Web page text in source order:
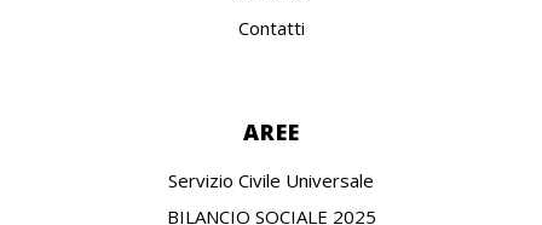
Contatti
AREE
Servizio Civile Universale
BILANCIO SOCIALE 2025